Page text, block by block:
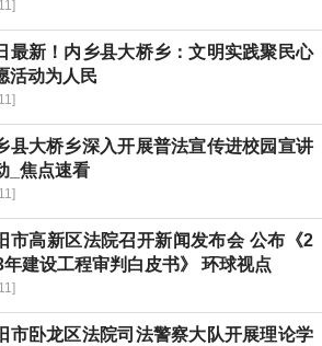
最新！内乡县大桥乡：文明实践聚民心
活动为人民
县大桥乡深入开展普法宣传进校园宣讲
_焦点速看
市高新区法院召开新闻发布会 公布《2
年建设工程审判白皮书》 环球视点
市卧龙区法院司法警察大队开展理论学